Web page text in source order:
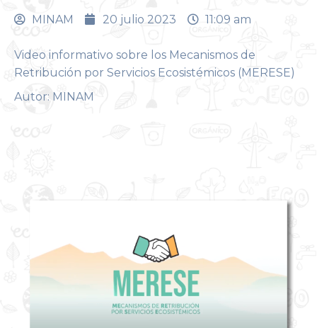
MINAM 20 julio 2023 11:09 am
Video informativo sobre los Mecanismos de
Retribución por Servicios Ecosistémicos (MERESE)
Autor: MINAM